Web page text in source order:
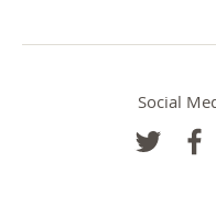
Social